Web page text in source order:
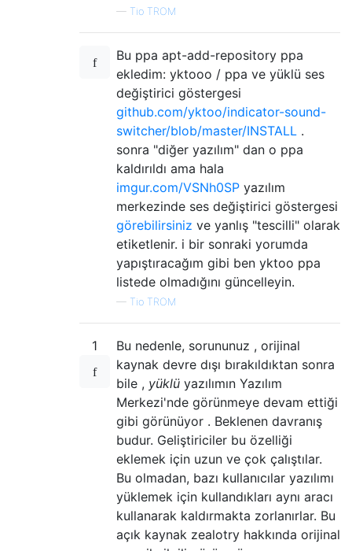
— Tio TROM
Bu ppa apt-add-repository ppa
ekledim: yktooo / ppa ve yüklü ses
değiştirici göstergesi
github.com/yktoo/indicator-sound-
switcher/blob/master/INSTALL .
sonra "diğer yazılım" dan o ppa
kaldırıldı ama hala
imgur.com/VSNh0SP yazılım
merkezinde ses değiştirici göstergesi
görebilirsiniz ve yanlış "tescilli" olarak
etiketlenir. i bir sonraki yorumda
yapıştıracağım gibi ben yktoo ppa
listede olmadığını güncelleyin.
— Tio TROM
1
Bu nedenle, sorununuz , orijinal
kaynak devre dışı bırakıldıktan sonra
bile , yüklü yazılımın Yazılım
Merkezi'nde görünmeye devam ettiği
gibi görünüyor . Beklenen davranış
budur. Geliştiriciler bu özelliği
eklemek için uzun ve çok çalıştılar.
Bu olmadan, bazı kullanıcılar yazılımı
yüklemek için kullandıkları aynı aracı
kullanarak kaldırmakta zorlanırlar. Bu
açık kaynak zealotry hakkında orijinal